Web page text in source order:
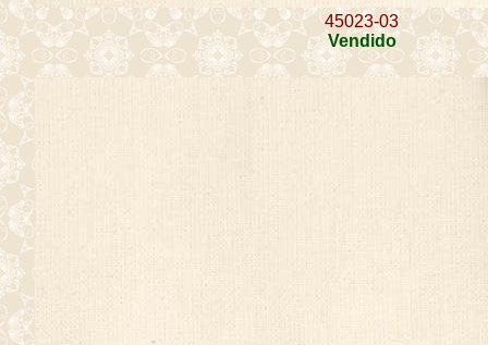
45023-03
Vendido